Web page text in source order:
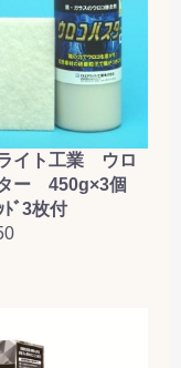
イト工業 ウロ
ター 450g×3個
ﾄﾞ3枚付